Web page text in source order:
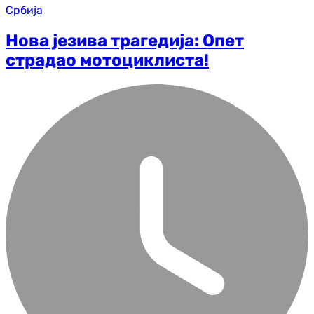
Србија
Нова језива трагедија: Опет
страдао мотоциклиста!